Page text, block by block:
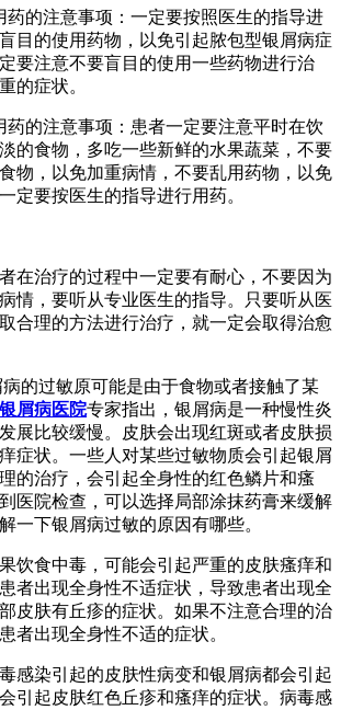
药的注意事项：一定要按照医生的指导进
目的使用药物，以免引起脓包型银屑病症
要注意不要盲目的使用一些药物进行治
的症状。
药的注意事项：患者一定要注意平时在饮
的食物，多吃一些新鲜的水果蔬菜，不要
物，以免加重病情，不要乱用药物，以免
定要按医生的指导进行用药。
在治疗的过程中一定要有耐心，不要因为
情，要听从专业医生的指导。只要听从医
合理的方法进行治疗，就一定会取得治愈
的过敏原可能是由于食物或者接触了某
屑病医院专家指出，银屑病是一种慢性炎
展比较缓慢。皮肤会出现红斑或者皮肤损
症状。一些人对某些过敏物质会引起银屑
的治疗，会引起全身性的红色鳞片和瘙
医院检查，可以选择局部涂抹药膏来缓解
一下银屑病过敏的原因有哪些。
饮食中毒，可能会引起严重的皮肤瘙痒和
者出现全身性不适症状，导致患者出现全
皮肤有丘疹的症状。如果不注意合理的治
者出现全身性不适的症状。
感染引起的皮肤性病变和银屑病都会引起
引起皮肤红色丘疹和瘙痒的症状。病毒感